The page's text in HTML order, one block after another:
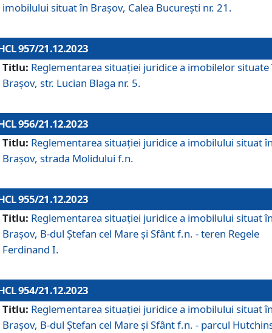
imobilului situat în Brașov, Calea București nr. 21.
957/21.12.2023
Titlu: Reglementarea situației juridice a imobilelor situate
Brașov, str. Lucian Blaga nr. 5.
956/21.12.2023
Titlu: Reglementarea situației juridice a imobilului situat
Brașov, strada Molidului f.n.
955/21.12.2023
Titlu: Reglementarea situației juridice a imobilului situat
Brașov, B-dul Ștefan cel Mare și Sfânt f.n. - teren Regele
Ferdinand I.
954/21.12.2023
Titlu: Reglementarea situației juridice a imobilului situat
Brașov, B-dul Ștefan cel Mare și Sfânt f.n. - parcul